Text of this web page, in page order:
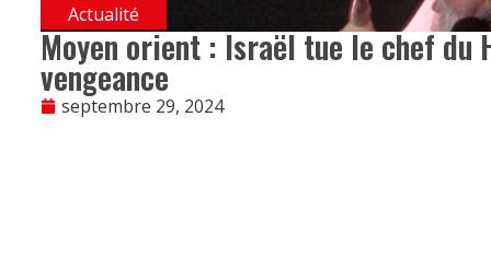
Actualité
Moyen orient : Israël tue le chef du
vengeance
septembre 29, 2024